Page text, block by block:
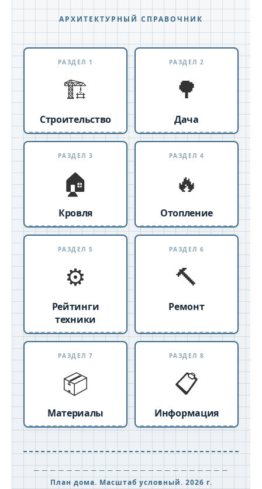
АРХИТЕКТУРНЫЙ СПРАВОЧНИК
РАЗДЕЛ 1
🏗️
Строительство
РАЗДЕЛ 2
🌳
Дача
РАЗДЕЛ 3
🏠
Кровля
РАЗДЕЛ 4
🔥
Отопление
РАЗДЕЛ 5
⚙️
Рейтинги
техники
РАЗДЕЛ 6
🔨
Ремонт
РАЗДЕЛ 7
📦
Материалы
РАЗДЕЛ 8
📋
Информация
─ ─ ─ ─ ─ ─ ─ ─ ─ ─ ─ ─ ─ ─ ─ ─ ─ ─ ─ ─ ─ ─ ─ ─
План дома. Масштаб условный. 2026 г.